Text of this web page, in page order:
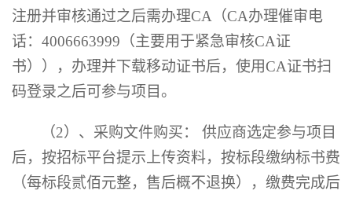
注册并审核通过之后需办理CA（CA办理催审电
话：4006663999（主要用于紧急审核CA证
书）），办理并下载移动证书后，使用CA证书扫
码登录之后可参与项目。
（2）、采购文件购买： 供应商选定参与项目
后，按招标平台提示上传资料，按标段缴纳标书费
（每标段贰佰元整， 售后概不退换），缴费完成后